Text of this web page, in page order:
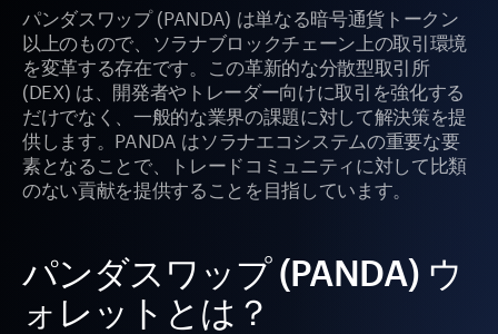
パンダスワップ (PANDA) は単なる暗号通貨トークン
以上のもので、ソラナブロックチェーン上の取引環境
を変革する存在です。この革新的な分散型取引所
(DEX) は、開発者やトレーダー向けに取引を強化する
だけでなく、一般的な業界の課題に対して解決策を提
供します。PANDA はソラナエコシステムの重要な要
素となることで、トレードコミュニティに対して比類
のない貢献を提供することを目指しています。
パンダスワップ (PANDA) ウ
ォレットとは？